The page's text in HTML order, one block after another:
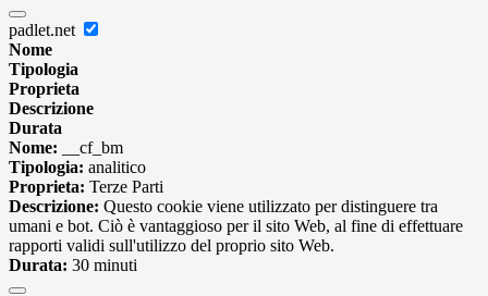
padlet.net
Nome
Tipologia
Proprieta
Descrizione
Durata
Nome: __cf_bm
Tipologia: analitico
Proprieta: Terze Parti
Descrizione: Questo cookie viene utilizzato per distinguere tra
umani e bot. Ciò è vantaggioso per il sito Web, al fine di effettuare
rapporti validi sull'utilizzo del proprio sito Web.
Durata: 30 minuti